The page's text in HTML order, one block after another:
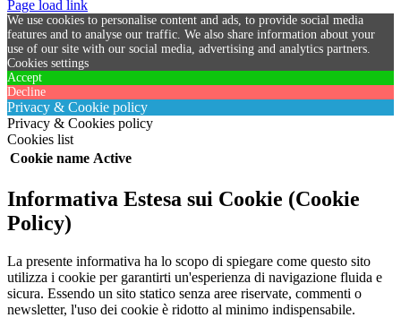
Page load link
We use cookies to personalise content and ads, to provide social media
features and to analyse our traffic. We also share information about your
use of our site with our social media, advertising and analytics partners.
Cookies settings
Accept
Decline
Privacy & Cookie policy
Privacy & Cookies policy
Cookies list
Cookie name Active
Informativa Estesa sui Cookie (Cookie
Policy)
La presente informativa ha lo scopo di spiegare come questo sito
utilizza i cookie per garantirti un'esperienza di navigazione fluida e
sicura. Essendo un sito statico senza aree riservate, commenti o
newsletter, l'uso dei cookie è ridotto al minimo indispensabile.